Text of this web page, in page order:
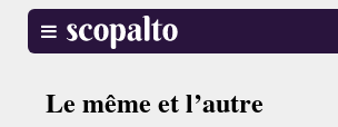
Le même et l’autre